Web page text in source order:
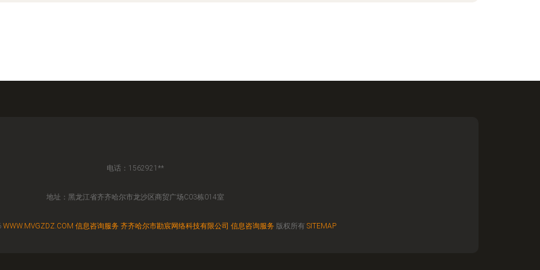
电话：1562921**
地址：黑龙江省齐齐哈尔市龙沙区商贸广场C03栋014室
WWW.MVGZDZ.COM 信息咨询服务 齐齐哈尔市勘宸网络科技有限公司 信息咨询服务 版权所有 SITEMAP